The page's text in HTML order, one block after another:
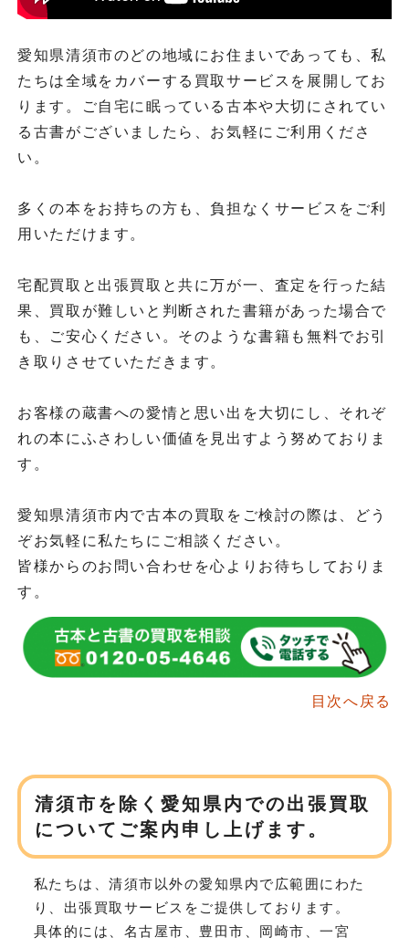
愛知県清須市のどの地域にお住まいであっても、私
たちは全域をカバーする買取サービスを展開してお
ります。ご自宅に眠っている古本や大切にされてい
る古書がございましたら、お気軽にご利用くださ
い。
多くの本をお持ちの方も、負担なくサービスをご利
用いただけます。
宅配買取と出張買取と共に万が一、査定を行った結
果、買取が難しいと判断された書籍があった場合で
も、ご安心ください。そのような書籍も無料でお引
き取りさせていただきます。
お客様の蔵書への愛情と思い出を大切にし、それぞ
れの本にふさわしい価値を見出すよう努めておりま
す。
愛知県清須市内で古本の買取をご検討の際は、どう
ぞお気軽に私たちにご相談ください。
皆様からのお問い合わせを心よりお待ちしておりま
す。
目次へ戻る
清須市を除く愛知県内での出張買取
についてご案内申し上げます。
私たちは、清須市以外の愛知県内で広範囲にわた
り、 出張買取サービスをご提供しております。
具体的には、名古屋市、豊田市、岡崎市、一宮